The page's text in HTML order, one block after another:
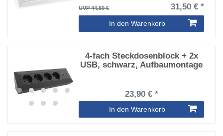
UVP 44,50 € 31,50 € *
In den Warenkorb
4-fach Steckdosenblock + 2x
USB, schwarz, Aufbaumontage
23,90 € *
In den Warenkorb